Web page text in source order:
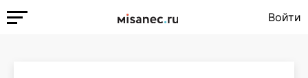
Войти